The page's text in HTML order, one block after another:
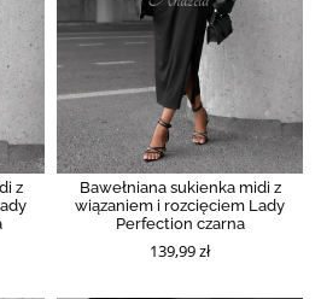
z
Bawełniana sukienka midi z
wiązaniem i rozcięciem Lady
Perfection czarna
139,99 zł